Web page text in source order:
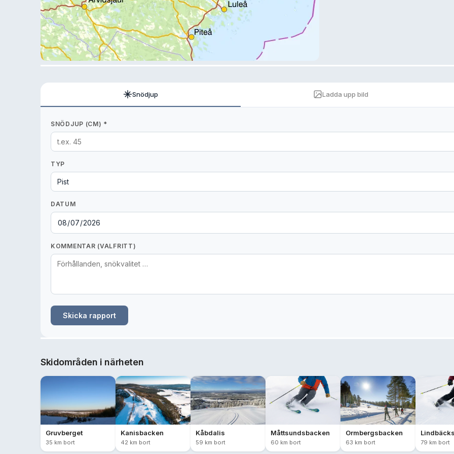
Snödjup Ladda upp bild
SNÖDJUP (CM) *
TYP
DATUM
KOMMENTAR (VALFRITT)
Skicka rapport
Skidområden i närheten
Gruvberget
35 km bort
Kanisbacken
42 km bort
Kåbdalis
59 km bort
Måttsundsbacken
60 km bort
Ormbergsbacken
63 km bort 79 km bort